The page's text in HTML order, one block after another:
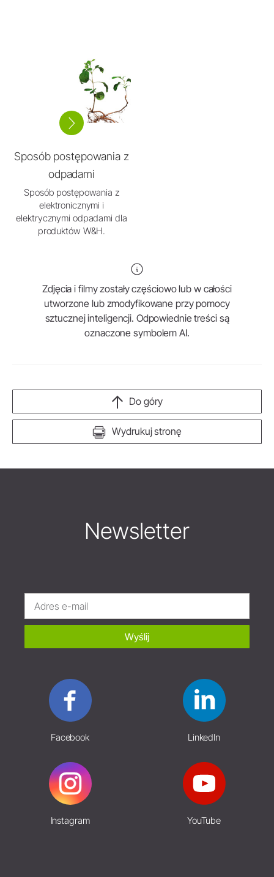
Sposób postępowania z
odpadami
Sposób postępowania z
elektronicznymi i
elektrycznymi odpadami dla
produktów W&H.
Zdjęcia i filmy zostały częściowo lub w całości
utworzone lub zmodyfikowane przy pomocy
sztucznej inteligencji. Odpowiednie treści są
oznaczone symbolem AI.
Wydrukuj stronę
Do góry
Newsletter
Wyślij
Facebook LinkedIn
Instagram YouTube